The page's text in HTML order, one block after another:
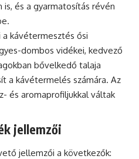
és a gyarmatosítás révén
a kávétermesztés ősi
dombos vidékei, kedvező
bővelkedő talaja
a kávétermelés számára. Az
és aromaprofiljukkal váltak
jellemzői
jellemzői a következők: